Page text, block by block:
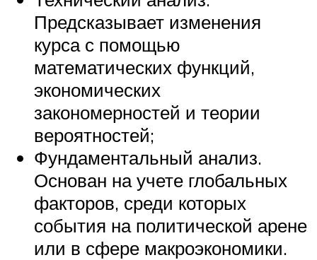
Предсказывает изменения
курса с помощью
математических функций,
экономических
закономерностей и теории
вероятностей;
Фундаментальный анализ.
Основан на учете глобальных
факторов, среди которых
события на политической арене
или в сфере макроэкономики.